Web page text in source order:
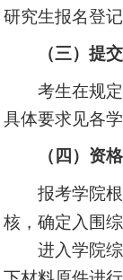
研究生报名登
（三）提
考生在规
具体要求见各
（四）资
报考学院
核，确定入围
进入学院